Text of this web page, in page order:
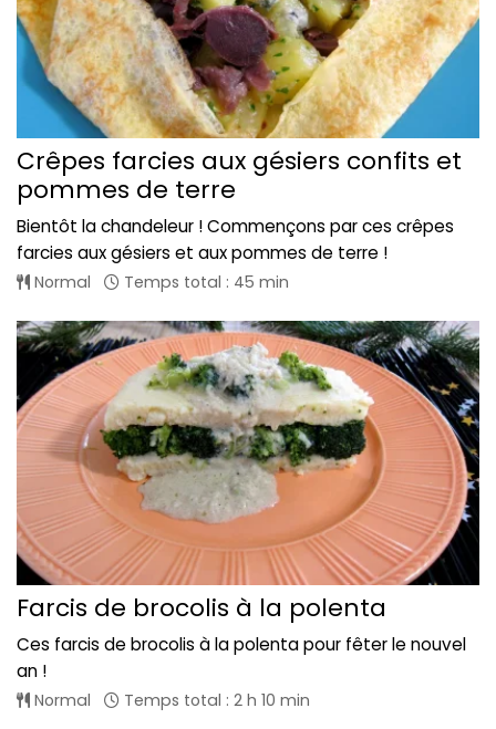
Crêpes farcies aux gésiers confits et
pommes de terre
Bientôt la chandeleur ! Commençons par ces crêpes
farcies aux gésiers et aux pommes de terre !
Normal Temps total : 45 min
Farcis de brocolis à la polenta
Ces farcis de brocolis à la polenta pour fêter le nouvel
an !
Normal Temps total : 2 h 10 min